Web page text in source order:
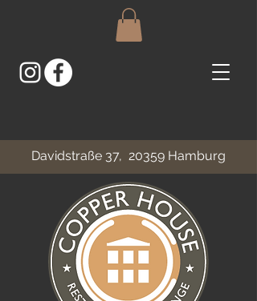
Davidstraße 37, 20359 Hamburg